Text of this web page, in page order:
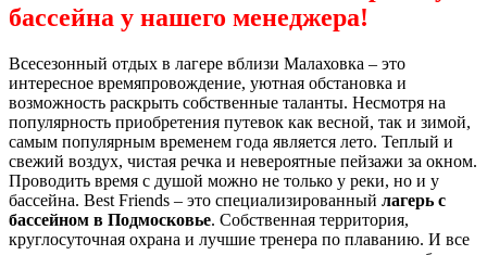
бассейна у нашего менеджера!
Всесезонный отдых в лагере вблизи Малаховка – это
интересное времяпровождение, уютная обстановка и
возможность раскрыть собственные таланты. Несмотря на
популярность приобретения путевок как весной, так и зимой,
самым популярным временем года является лето. Теплый и
свежий воздух, чистая речка и невероятные пейзажи за окном.
Проводить время с душой можно не только у реки, но и у
бассейна. Best Friends – это специализированный лагерь с
бассейном в Подмосковье. Собственная территория,
круглосуточная охрана и лучшие тренера по плаванию. И все